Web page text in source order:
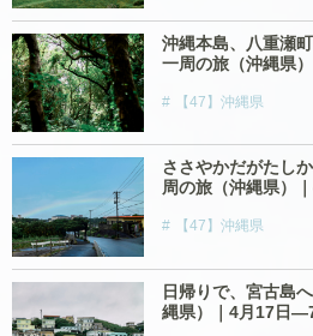
沖縄本島、八重瀬
一周の旅（沖縄県
【47】沖縄県
ささやかだがたし
周の旅（沖縄県）
【47】沖縄県
日帰りで、宮古島
縄県）｜4月17日